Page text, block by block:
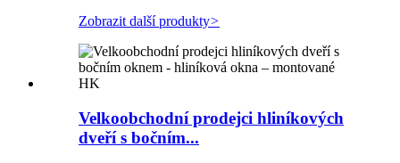
Zobrazit další produkty>
Velkoobchodní prodejci hliníkových
dveří s bočním...